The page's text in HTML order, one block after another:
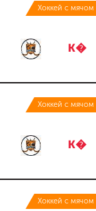
Хоккей с мячом
К�
Хоккей с мячом
К�
Хоккей с мячом